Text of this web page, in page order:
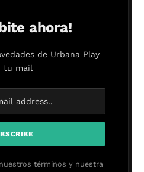
ahora!
de Urbana Play
tu mail
términos y nuestra